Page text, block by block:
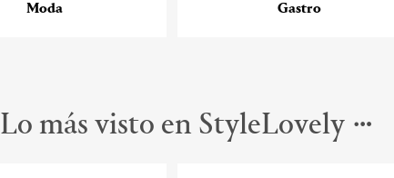
Moda
Gastro
Lo más visto en StyleLovely